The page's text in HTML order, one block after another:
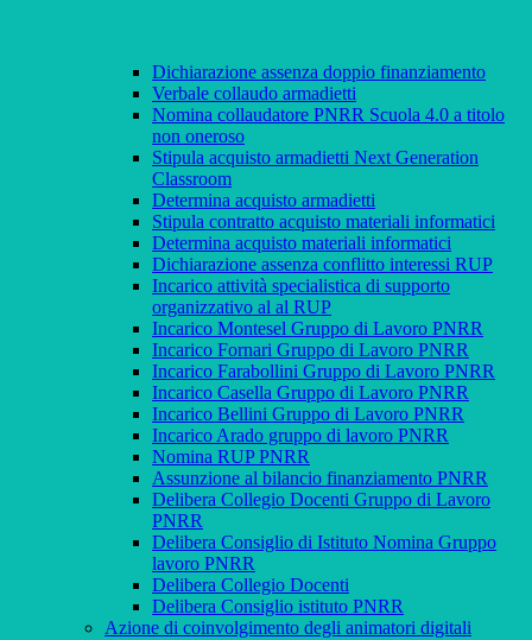
Dichiarazione assenza doppio finanziamento
Verbale collaudo armadietti
Nomina collaudatore PNRR Scuola 4.0 a titolo
non oneroso
Stipula acquisto armadietti Next Generation
Classroom
Determina acquisto armadietti
Stipula contratto acquisto materiali informatici
Determina acquisto materiali informatici
Dichiarazione assenza conflitto interessi RUP
Incarico attività specialistica di supporto
organizzativo al al RUP
Incarico Montesel Gruppo di Lavoro PNRR
Incarico Fornari Gruppo di Lavoro PNRR
Incarico Farabollini Gruppo di Lavoro PNRR
Incarico Casella Gruppo di Lavoro PNRR
Incarico Bellini Gruppo di Lavoro PNRR
Incarico Arado gruppo di lavoro PNRR
Nomina RUP PNRR
Assunzione al bilancio finanziamento PNRR
Delibera Collegio Docenti Gruppo di Lavoro
PNRR
Delibera Consiglio di Istituto Nomina Gruppo
lavoro PNRR
Delibera Collegio Docenti
Delibera Consiglio istituto PNRR
Azione di coinvolgimento degli animatori digitali